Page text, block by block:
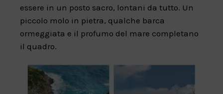
essere in un posto sacro, lontani da tutto. Un
piccolo molo in pietra, qualche barca
ormeggiata e il profumo del mare completano
il quadro.